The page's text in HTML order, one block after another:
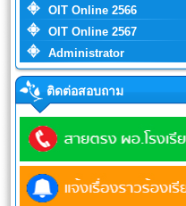
OIT Online 2566
OIT Online 2567
Administrator
ติดต่อสอบถาม